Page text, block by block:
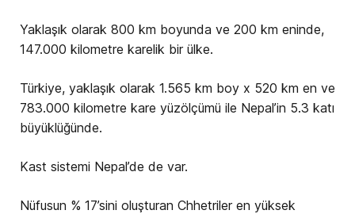
Yaklaşık olarak 800 km boyunda ve 200 km eninde,
147.000 kilometre karelik bir ülke.
Türkiye, yaklaşık olarak 1.565 km boy x 520 km en ve
783.000 kilometre kare yüzölçümü ile Nepal’in 5.3 katı
büyüklüğünde.
Kast sistemi Nepal’de de var.
Nüfusun % 17’sini oluşturan Chhetriler en yüksek